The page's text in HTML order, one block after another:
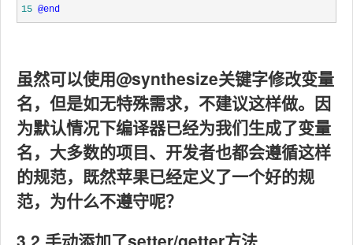
15 @end
虽然可以使用@synthesize关键字修改变量
名，但是如无特殊需求，不建议这样做。因
为默认情况下编译器已经为我们生成了变量
名，大多数的项目、开发者也都会遵循这样
的规范，既然苹果已经定义了一个好的规
范，为什么不遵守呢？
3.2 手动添加了setter/getter方法